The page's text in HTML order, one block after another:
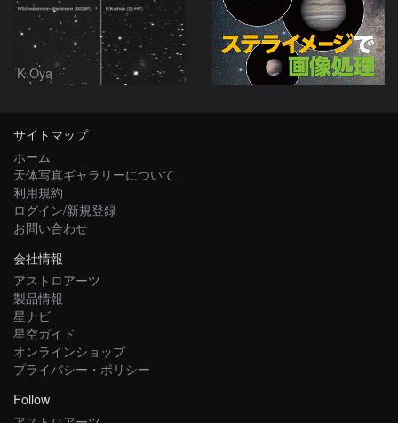
K.Oya
サイトマップ
ホーム
天体写真ギャラリーについて
利用規約
ログイン/新規登録
お問い合わせ
会社情報
アストロアーツ
製品情報
星ナビ
星空ガイド
オンラインショップ
プライバシー・ポリシー
Follow